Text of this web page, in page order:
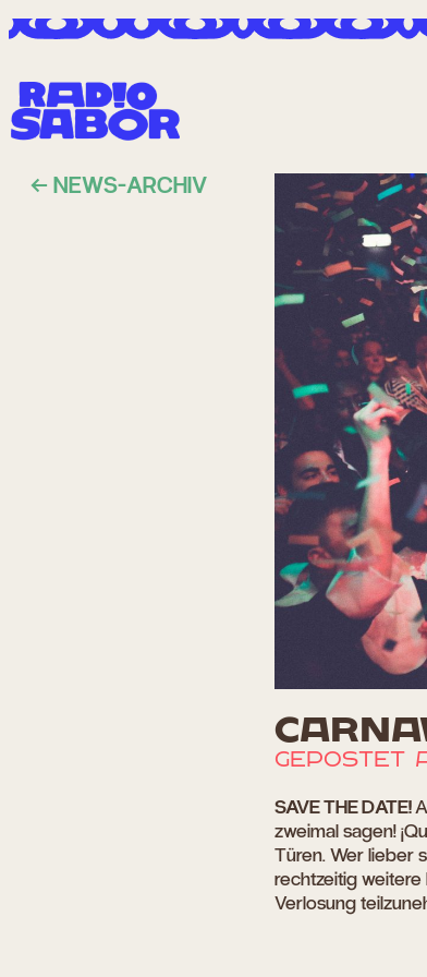
Zum
Inhalt
NEWS-ARCHIV
GEPOSTET
SAVE THE DATE!
zweimal sagen!
Türen. Wer lieber
rechtzeitig
Verlosung